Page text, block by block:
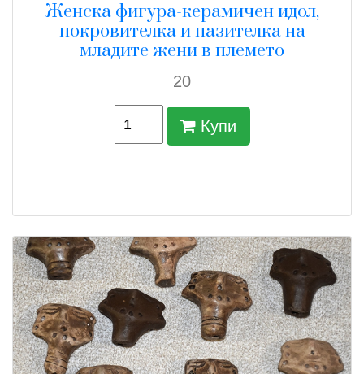
Женска фигура-керамичен идол,
покровителка и пазителка на
младите жени в племето
20
Купи